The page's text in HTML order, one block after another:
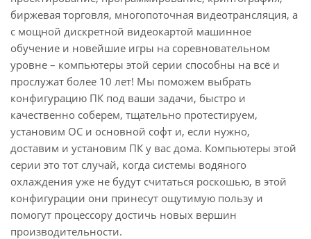
биржевая торговля, многопоточная видеотрансляция, а
с мощной дискретной видеокартой машинное
обучение и новейшие игры на соревновательном
уровне – компьютеры этой серии способны на всё и
прослужат более 10 лет! Мы поможем выбрать
конфигурацию ПК под ваши задачи, быстро и
качественно соберем, тщательно протестируем,
установим ОС и основной софт и, если нужно,
доставим и установим ПК у вас дома. Компьютеры этой
серии это тот случай, когда системы водяного
охлаждения уже не будут считаться роскошью, в этой
конфигурации они принесут ощутимую пользу и
помогут процессору достичь новых вершин
производительности.